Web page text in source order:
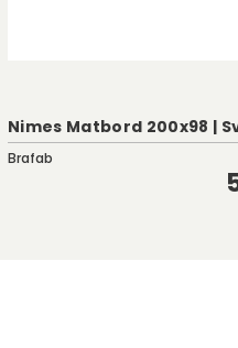
Nimes Matbord 200x98 |
Brafab